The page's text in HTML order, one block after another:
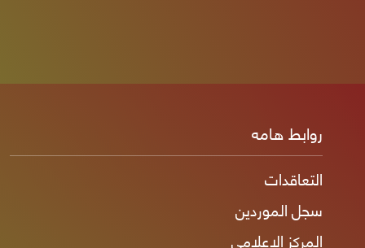
روابط هامه
التعاقدات
سجل الموردين
المركز الإعلامى